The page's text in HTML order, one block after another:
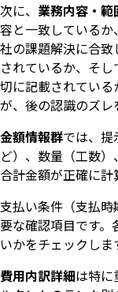
次に、 業務内容・範
容と一致している
社の課題解決に合
されているか、そ
切に記載されてい
が、後の認識のズレ
金額情報群では、
ど）、数量（工数
合計金額が正確に計
支払い条件（支払
要な確認項目です
いかをチェックしま
費用内訳詳細は特に